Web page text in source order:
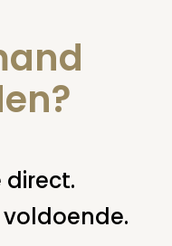
nieuws
direct.